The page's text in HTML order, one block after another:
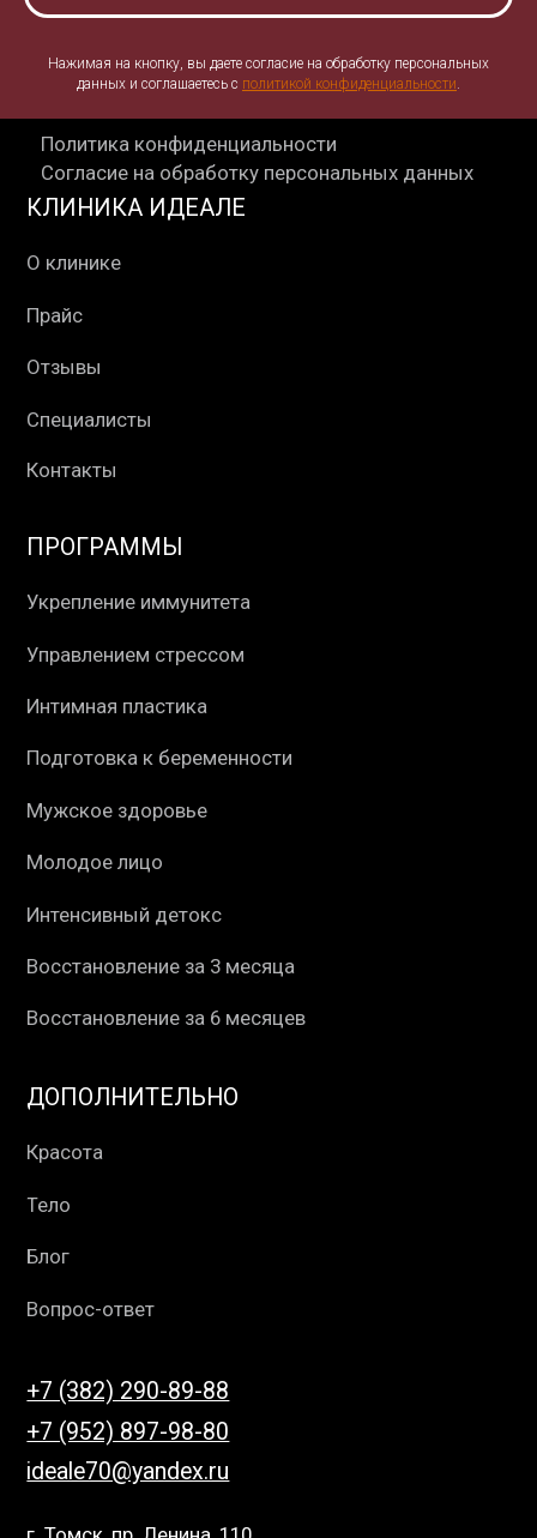
Нажимая на кнопку, вы даете согласие на обработку персональных
данных и соглашаетесь c политикой конфиденциальности